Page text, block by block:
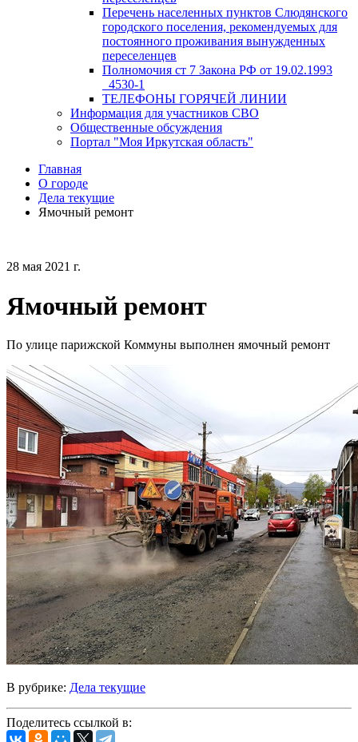
Перечень населенных пунктов Слюдянского
городского поселения, рекомендуемых для
постоянного проживания вынужденных
переселенцев
Полномочия ст 7 Закона РФ от 19.02.1993
_4530-1
ТЕЛЕФОНЫ ГОРЯЧЕЙ ЛИНИИ
Информация для участников СВО
Общественные обсуждения
Портал "Моя Иркутская область"
Главная
О городе
Дела текущие
Ямочный ремонт
28 мая 2021 г.
Ямочный ремонт
По улице парижской Коммуны выполнен ямочный ремонт
В рубрике: Дела текущие
Поделитесь ссылкой в: